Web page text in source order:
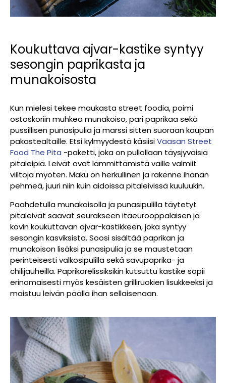
Koukuttava ajvar-kastike syntyy
sesongin paprikasta ja
munakoisosta
Kun mielesi tekee maukasta street foodia, poimi
ostoskoriin muhkea munakoiso, pari paprikaa sekä
pussillisen punasipulia ja marssi sitten suoraan kaupan
pakastealtaille. Etsi kylmyydestä käsiisiVaasan Street
Food The Pita -paketti, joka on pullollaan täysjyväisiä
pitaleipiä. Leivät ovat lämmittämistä vaille valmiit
viiltoja myöten. Maku on herkullinen ja rakenne ihanan
pehmeä, juuri niin kuin aidoissa pitaleivissä kuuluukin.
Paahdetulla munakoisolla ja punasipulilla täytetyt
pitaleivät saavat seurakseen itäeurooppalaisen ja
kovin koukuttavan ajvar-kastikkeen, joka syntyy
sesongin kasviksista. Soosi sisältää paprikan ja
munakoison lisäksi punasipulia ja se maustetaan
perinteisesti valkosipulilla sekä savupaprika- ja
chilijauheilla. Paprikarelissiksikin kutsuttu kastike sopii
erinomaisesti myös kesäisten grilliruokien lisukkeeksi ja
maistuu leivän päällä ihan sellaisenaan.